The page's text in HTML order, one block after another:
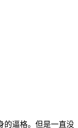
的逼格。但是一直没